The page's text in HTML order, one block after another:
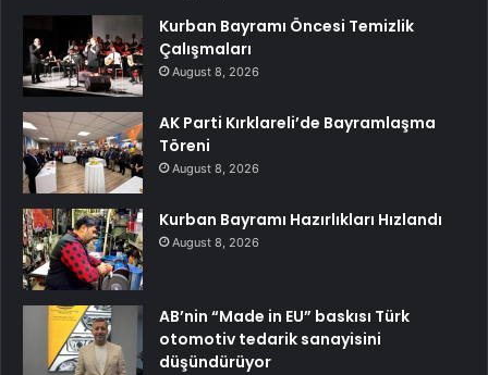
Kurban Bayramı Öncesi Temizlik
Çalışmaları
August 8, 2026
AK Parti Kırklareli’de Bayramlaşma
Töreni
August 8, 2026
Kurban Bayramı Hazırlıkları Hızlandı
August 8, 2026
AB’nin “Made in EU” baskısı Türk
otomotiv tedarik sanayisini
düşündürüyor